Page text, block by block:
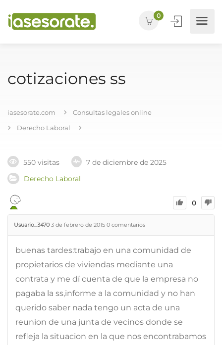
0
cotizaciones ss
iasesorate.com
Consultas legales online
Derecho Laboral
550 visitas
7 de diciembre de 2025
Derecho Laboral
0
Usuario_3470 3 de febrero de 2015 0 comentarios
buenas tardes:trabajo en una comunidad de
propietarios de viviendas mediante una
contrata y me dí cuenta de que la empresa no
pagaba la ss,informe a la comunidad y no han
querido saber nada tengo un acta de una
reunion de una junta de vecinos donde se
refleja la situacion en la que nos encontrabamos